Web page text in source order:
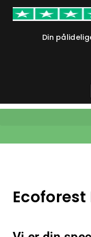
Din
Ecoforest